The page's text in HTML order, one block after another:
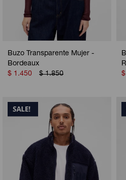
Buzo Transparente Mujer -
Bordeaux
$ 1.450 $ 1.850
$